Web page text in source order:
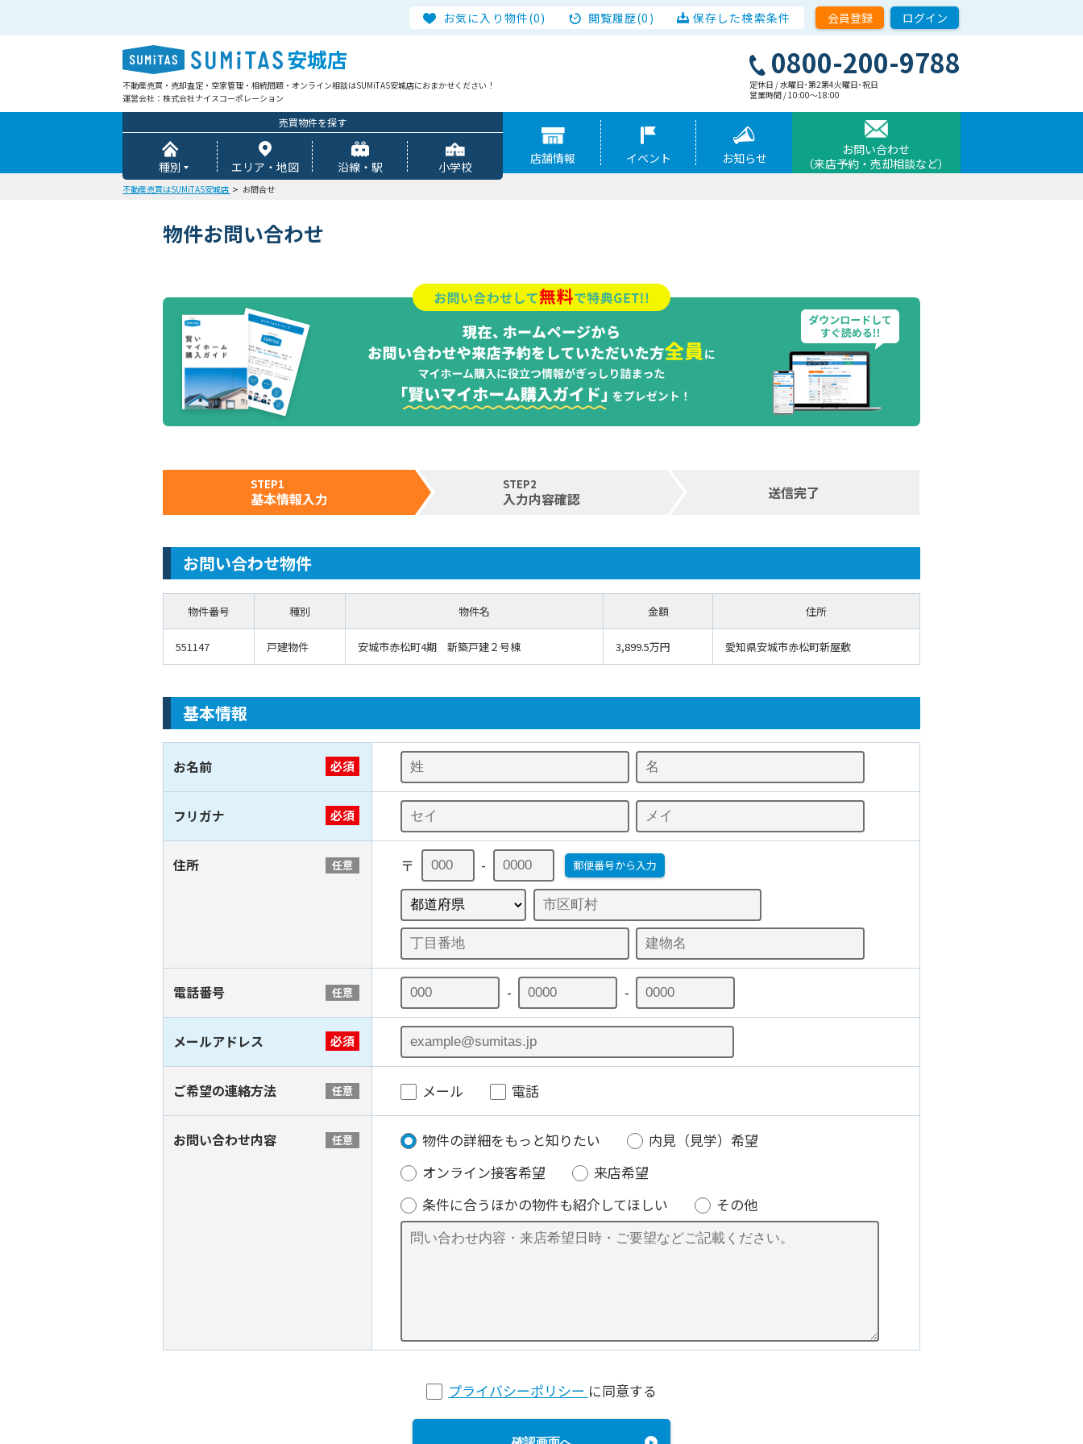
お気に入り物件(0) 閲覧履歴(0) 保存した検索条件 会員登録 ログイン
安城店
不動産売買・売却査定・空家管理・相続問題・オンライン相談はSUMiTAS安城店におまかせください！
運営会社：株式会社ナイスコーポレーション
0800-200-9788
定休日 / 水曜日･第2第4火曜日･祝日
営業時間 / 10:00〜18:00
売買物件を探す
種別 エリア・地図 沿線・駅 小学校
店舗情報 イベント お知らせ
お問い合わせ
（来店予約・売却相談など）
不動産売買はSUMiTAS安城店 お問合せ
物件お問い合わせ
STEP1
基本情報入力
STEP2
入力内容確認 送信完了
お問い合わせ物件
物件番号 種別 物件名 金額 住所
551147 戸建物件 安城市赤松町4期 新築戸建２号棟 3,899.5万円 愛知県安城市赤松町新屋敷
基本情報
お名前 必須
フリガナ 必須
住所 任意 〒 - 郵便番号から入力
電話番号 任意 - -
メールアドレス 必須
ご希望の連絡方法 任意 メール 電話
お問い合わせ内容 任意 物件の詳細をもっと知りたい
内見（見学）希望
オンライン接客希望
来店希望
条件に合うほかの物件も紹介してほしい
その他
プライバシーポリシー に同意する